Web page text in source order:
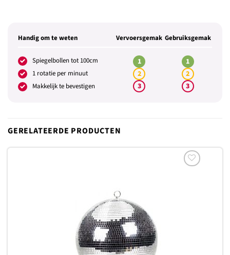
Handig om te weten
Spiegelbollen tot 100cm
1 rotatie per minuut
Makkelijk te bevestigen
Vervoersgemak
1
2
3
Gebruiksgemak
1
2
3
GERELATEERDE PRODUCTEN